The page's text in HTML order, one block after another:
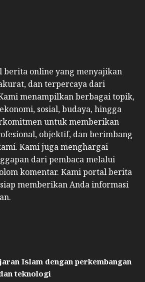
berita online yang menyajikan
dan terpercaya dari
menampilkan berbagai topik,
sosial, budaya, hingga
untuk memberikan
objektif, dan berimbang
Kami juga menghargai
dari pembaca melalui
komentar. Kami portal berita
memberikan Anda informasi
Islam dengan perkembangan
teknologi